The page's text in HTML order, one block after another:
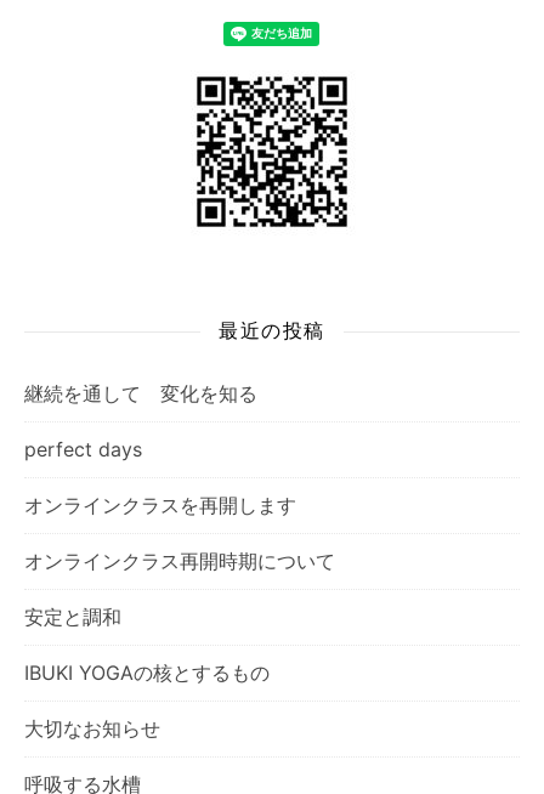
最近の投稿
継続を通して 変化を知る
perfect days
オンラインクラスを再開します
オンラインクラス再開時期について
安定と調和
IBUKI YOGAの核とするもの
大切なお知らせ
呼吸する水槽